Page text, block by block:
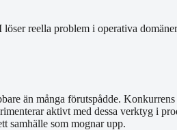
reella problem i operativa
än många förutspådde.
aktivt med dessa verktyg i
samhälle som mognar upp.